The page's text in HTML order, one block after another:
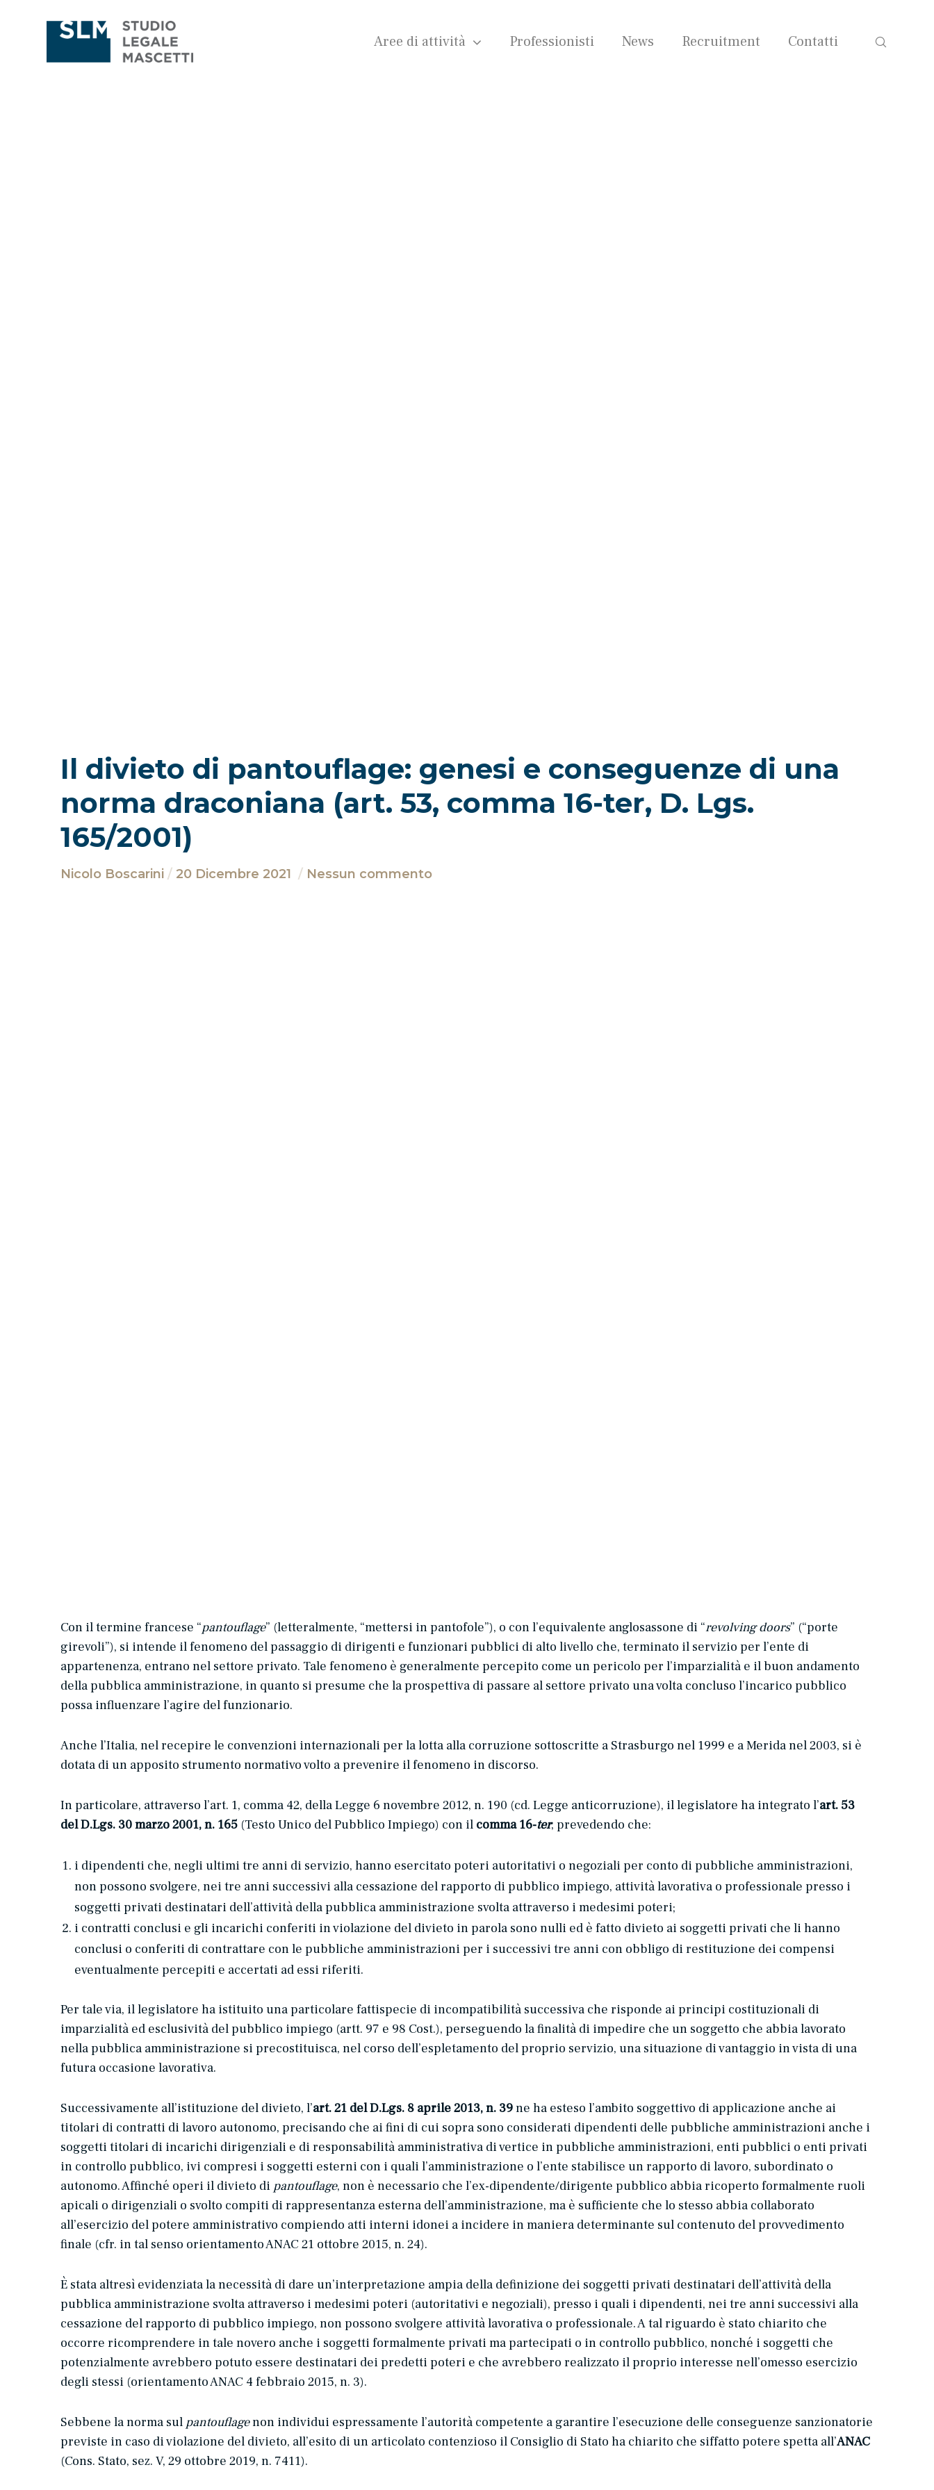
Aree di attività Professionisti News Recruitment Contatti
Il divieto di pantouflage: genesi e conseguenze di una
norma draconiana (art. 53, comma 16-ter, D. Lgs.
165/2001)
Nicolo Boscarini 20 Dicembre 2021 Nessun commento
Con il termine francese “pantouflage” (letteralmente, “mettersi in pantofole”), o con l’equivalente anglosassone di “revolving doors” (“porte
girevoli”), si intende il fenomeno del passaggio di dirigenti e funzionari pubblici di alto livello che, terminato il servizio per l’ente di
appartenenza, entrano nel settore privato. Tale fenomeno è generalmente percepito come un pericolo per l’imparzialità e il buon andamento
della pubblica amministrazione, in quanto si presume che la prospettiva di passare al settore privato una volta concluso l’incarico pubblico
possa influenzare l’agire del funzionario.
Anche l’Italia, nel recepire le convenzioni internazionali per la lotta alla corruzione sottoscritte a Strasburgo nel 1999 e a Merida nel 2003, si è
dotata di un apposito strumento normativo volto a prevenire il fenomeno in discorso.
In particolare, attraverso l’art. 1, comma 42, della Legge 6 novembre 2012, n. 190 (cd. Legge anticorruzione), il legislatore ha integrato l’art. 53
del D.Lgs. 30 marzo 2001, n. 165 (Testo Unico del Pubblico Impiego) con il comma 16-ter, prevedendo che:
i dipendenti che, negli ultimi tre anni di servizio, hanno esercitato poteri autoritativi o negoziali per conto di pubbliche amministrazioni,
non possono svolgere, nei tre anni successivi alla cessazione del rapporto di pubblico impiego, attività lavorativa o professionale presso i
soggetti privati destinatari dell’attività della pubblica amministrazione svolta attraverso i medesimi poteri;
i contratti conclusi e gli incarichi conferiti in violazione del divieto in parola sono nulli ed è fatto divieto ai soggetti privati che li hanno
conclusi o conferiti di contrattare con le pubbliche amministrazioni per i successivi tre anni con obbligo di restituzione dei compensi
eventualmente percepiti e accertati ad essi riferiti.
Per tale via, il legislatore ha istituito una particolare fattispecie di incompatibilità successiva che risponde ai principi costituzionali di
imparzialità ed esclusività del pubblico impiego (artt. 97 e 98 Cost.), perseguendo la finalità di impedire che un soggetto che abbia lavorato
nella pubblica amministrazione si precostituisca, nel corso dell’espletamento del proprio servizio, una situazione di vantaggio in vista di una
futura occasione lavorativa.
Successivamente all’istituzione del divieto, l’art. 21 del D.Lgs. 8 aprile 2013, n. 39ne ha esteso l’ambito soggettivo di applicazione anche ai
titolari di contratti di lavoro autonomo, precisando che ai fini di cui sopra sono considerati dipendenti delle pubbliche amministrazioni anche i
soggetti titolari di incarichi dirigenziali e di responsabilità amministrativa di vertice in pubbliche amministrazioni, enti pubblici o enti privati
in controllo pubblico, ivi compresi i soggetti esterni con i quali l’amministrazione o l’ente stabilisce un rapporto di lavoro, subordinato o
autonomo. Affinché operi il divieto di pantouflage, non è necessario che l’ex-dipendente/dirigente pubblico abbia ricoperto formalmente ruoli
apicali o dirigenziali o svolto compiti di rappresentanza esterna dell’amministrazione, ma è sufficiente che lo stesso abbia collaborato
all’esercizio del potere amministrativo compiendo atti interni idonei a incidere in maniera determinante sul contenuto del provvedimento
finale (cfr. in tal senso orientamento ANAC 21 ottobre 2015, n. 24).
È stata altresì evidenziata la necessità di dare un’interpretazione ampia della definizione dei soggetti privati destinatari dell’attività della
pubblica amministrazione svolta attraverso i medesimi poteri (autoritativi e negoziali), presso i quali i dipendenti, nei tre anni successivi alla
cessazione del rapporto di pubblico impiego, non possono svolgere attività lavorativa o professionale. A tal riguardo è stato chiarito che
occorre ricomprendere in tale novero anche i soggetti formalmente privati ma partecipati o in controllo pubblico, nonché i soggetti che
potenzialmente avrebbero potuto essere destinatari dei predetti poteri e che avrebbero realizzato il proprio interesse nell’omesso esercizio
degli stessi (orientamento ANAC 4 febbraio 2015, n. 3).
Sebbene la norma sul pantouflagenon individui espressamente l’autorità competente a garantire l’esecuzione delle conseguenze sanzionatorie
previste in caso di violazione del divieto, all’esito di un articolato contenzioso il Consiglio di Stato ha chiarito che siffatto potere spetta all’ANAC
(Cons. Stato, sez. V, 29 ottobre 2019, n. 7411).